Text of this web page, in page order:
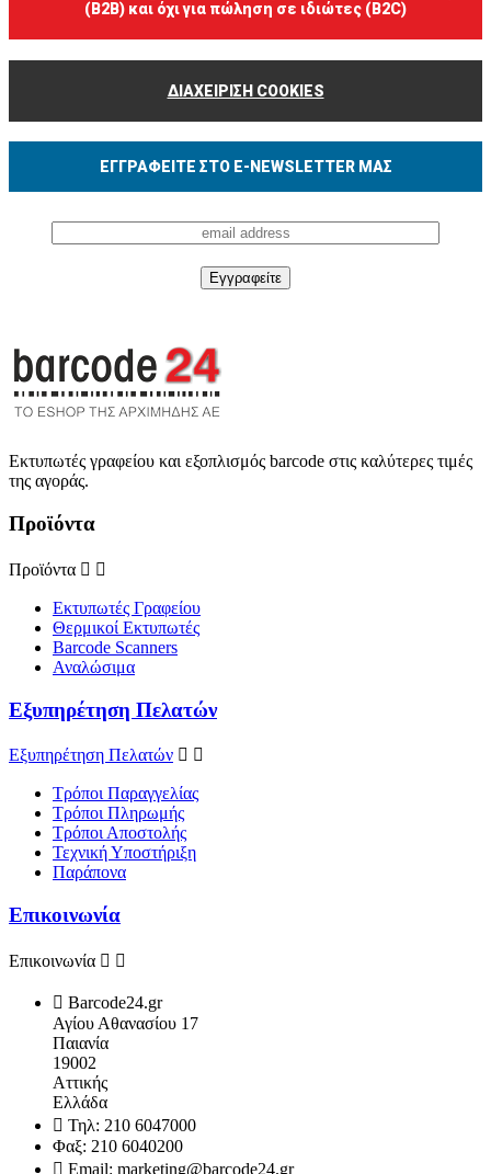
(B2B) και όχι για πώληση σε ιδιώτες (B2C)
ΔΙΑΧΕΙΡΙΣΗ COOKIES
ΕΓΓΡΑΦΕΊΤΕ ΣΤΟ E-NEWSLETTER ΜΑΣ
Εκτυπωτές γραφείου και εξοπλισμός barcode στις καλύτερες τιμές
της αγοράς.
Προϊόντα
Προϊόντα  
Εκτυπωτές Γραφείου
Θερμικοί Εκτυπωτές
Barcode Scanners
Αναλώσιμα
Εξυπηρέτηση Πελατών
Εξυπηρέτηση Πελατών  
Τρόποι Παραγγελίας
Τρόποι Πληρωμής
Τρόποι Αποστολής
Τεχνική Υποστήριξη
Παράπονα
Επικοινωνία
Επικοινωνία  
 Barcode24.gr
Αγίου Αθανασίου 17
Παιανία
19002
Αττικής
Ελλάδα
 Τηλ: 210 6047000
Φαξ: 210 6040200
 Email: marketing@barcode24.gr